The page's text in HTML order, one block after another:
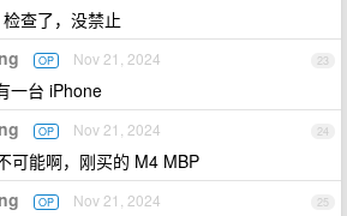
查了，没禁止
23
OP Nov 21, 2024
一台 iPhone
24
OP Nov 21, 2024
可能啊，刚买的 M4 MBP
25
OP Nov 21, 2024